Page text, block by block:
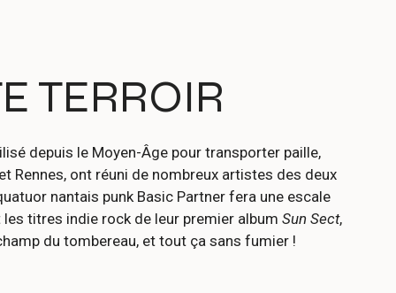
TERROIR
depuis le Moyen-Âge pour transporter paille,
Rennes, ont réuni de nombreux artistes des deux
nantais punk Basic Partner fera une escale
titres indie rock de leur premier album Sun Sect,
du tombereau, et tout ça sans fumier !